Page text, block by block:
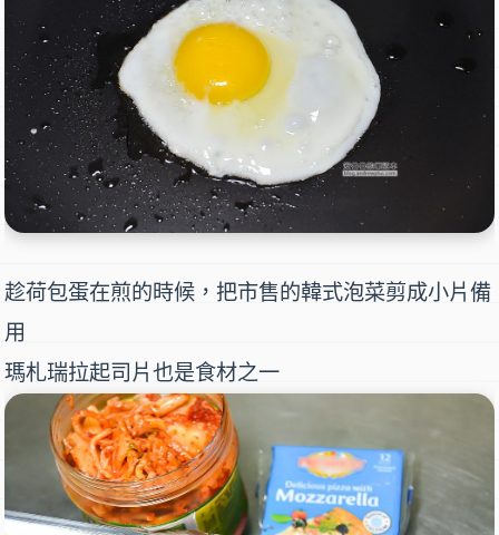
趁荷包蛋在煎的時候，把市售的韓式泡菜剪成小片備
用
瑪札瑞拉起司片也是食材之一